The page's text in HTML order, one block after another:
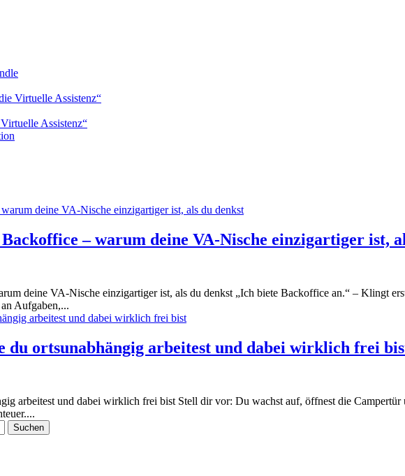
Virtuelle Assistenz“
Assistenz“
– warum deine VA-Nische einzigartiger ist,
deine VA-Nische einzigartiger ist, als du denkst „Ich biete Backoffice an.“ – Klingt
Aufgaben,...
du ortsunabhängig arbeitest und dabei wirklich frei
arbeitest und dabei wirklich frei bist Stell dir vor: Du wachst auf, öffnest die